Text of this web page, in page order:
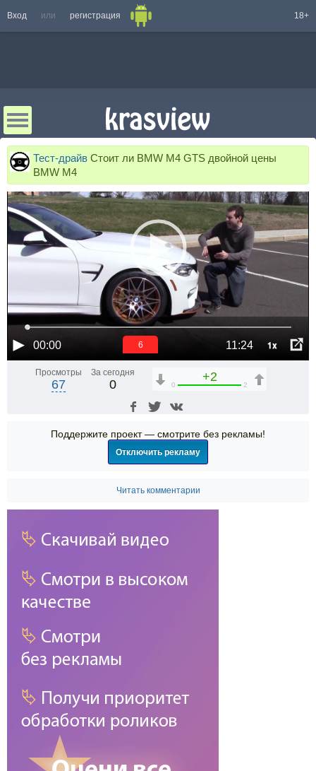
Вход или регистрация 18+
Тест-драйв Стоит ли BMW M4 GTS двойной цены
BMW M4
00:00 11:24 1x
6
Просмотры
67
За сегодня
0
+2
0 2
Поддержите проект — смотрите без рекламы!
Отключить рекламу
Читать комментарии